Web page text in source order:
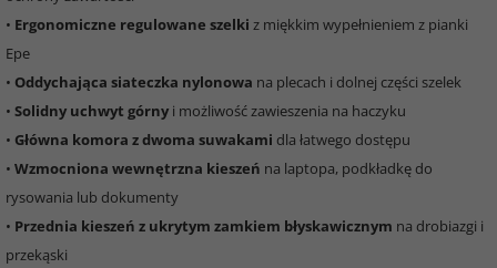
• Ergonomiczne regulowane szelki z miękkim wypełnieniem z pianki
Epe
• Oddychająca siateczka nylonowa na plecach i dolnej części szelek
• Solidny uchwyt górny i możliwość zawieszenia na haczyku
• Główna komora z dwoma suwakami dla łatwego dostępu
• Wzmocniona wewnętrzna kieszeń na laptopa, podkładkę do
rysowania lub dokumenty
• Przednia kieszeń z ukrytym zamkiem błyskawicznym na drobiazgi i
przekąski